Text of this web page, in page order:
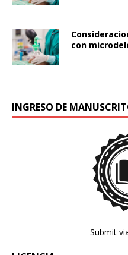
con
INGRESO DE
Submit